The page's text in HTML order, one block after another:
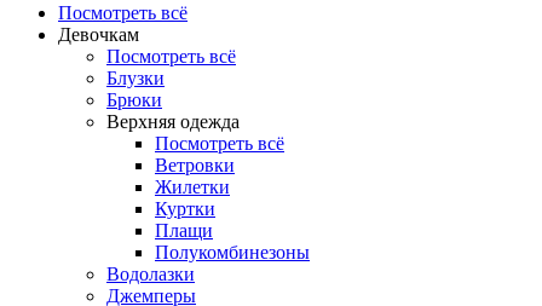
Посмотреть всё
Девочкам
Посмотреть всё
Блузки
Брюки
Верхняя одежда
Посмотреть всё
Ветровки
Жилетки
Куртки
Плащи
Полукомбинезоны
Водолазки
Джемперы